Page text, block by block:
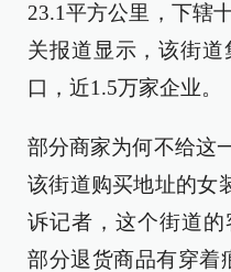
23.1平方公里，下辖
关报道显示，该街道
口，近1.5万家企业。
部分商家为何不给这
该街道购买地址的女
诉记者，这个街道的
部分退货商品有穿着